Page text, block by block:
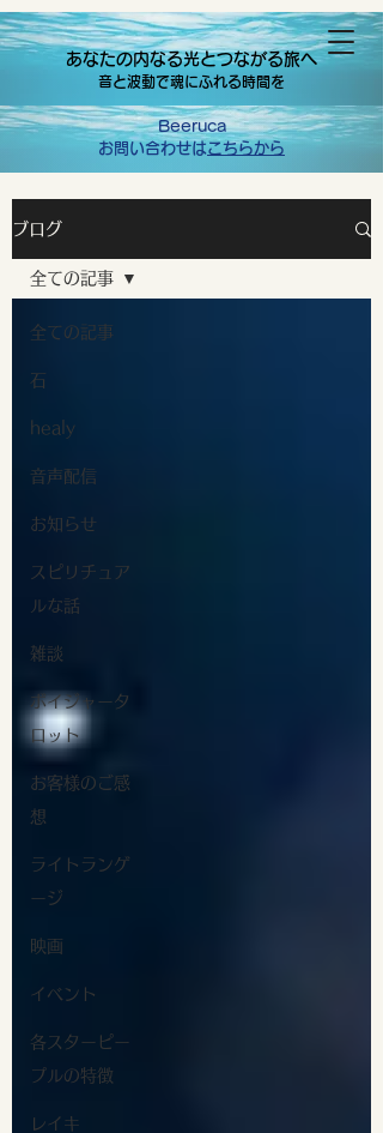
あなたの内なる光とつながる旅へ
音と波動で魂にふれる時間を
Beeruca
お問い合わせはこちらから
ブログ
全ての記事
石
healy
音声配信
お知らせ
スピリチュア
ルな話
雑談
ボイジャータ
ロット
お客様のご感
想
ライトランゲ
ージ
映画
イベント
各スターピー
プルの特徴
レイキ
全ての記事